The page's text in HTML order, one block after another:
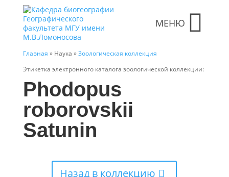
МЕНЮ
Главная » Наука »Зоологическая коллекция
Этикетка электронного каталога зоологической коллекции:
Phodopus
roborovskii
Satunin
Назад в коллекцию